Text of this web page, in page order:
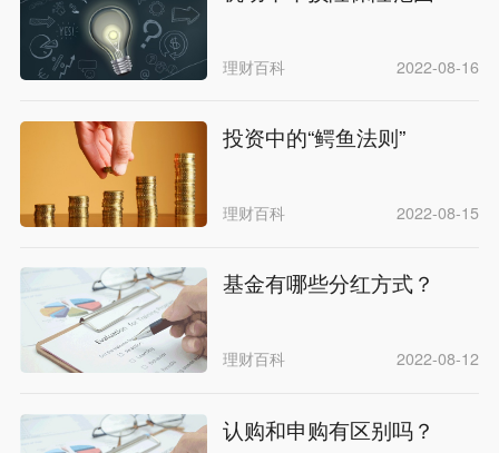
理财百科 2022-08-16
投资中的“鳄鱼法则”
理财百科 2022-08-15
基金有哪些分红方式？
理财百科 2022-08-12
认购和申购有区别吗？